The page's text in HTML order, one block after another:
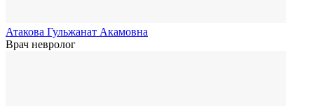
Атакова Гульжанат Акамовна
Врач невролог